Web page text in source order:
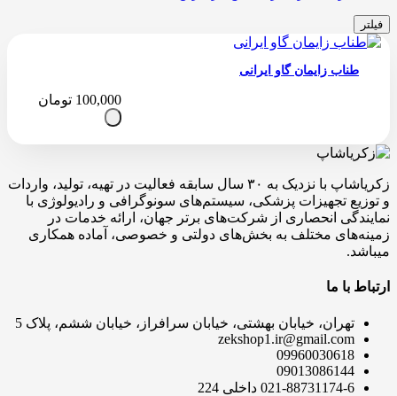
فیلتر
طناب زایمان گاو ایرانی
100,000 تومان
زکریاشاپ با نزدیک به ۳۰ سال سابقه فعالیت در تهیه، تولید، واردات
و توزیع تجهیزات پزشکی، سیستم‌های سونوگرافی و رادیولوژی با
نمایندگی انحصاری از شرکت‌های برتر جهان، ارائه خدمات در
زمینه‌های مختلف به بخش‌های دولتی و خصوصی، آماده همکاری
میباشد.
ارتباط با ما
تهران، خیابان بهشتی، خیابان سرافراز، خیابان ششم، پلاک 5
zekshop1.ir@gmail.com
09960030618
09013086144
021-88731174-6 داخلی 224